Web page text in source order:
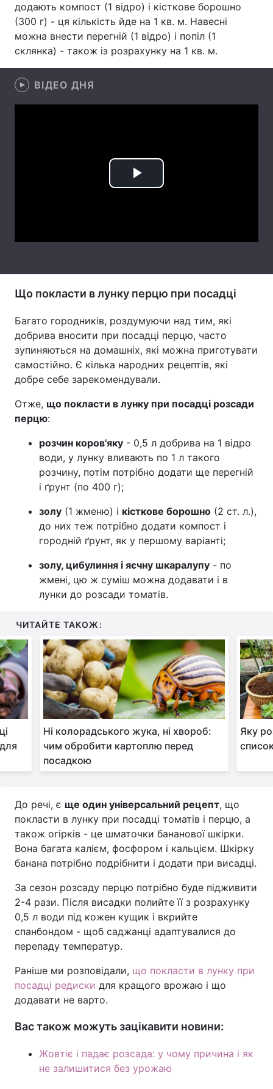
Лонгріди
Відео з Youtube Статті
Інтерв'ю
Архів Вакансії
Тема оформлення
додають компост (1 відро) і кісткове борошно
(300 г) - ця кількість йде на 1 кв. м. Навесні
можна внести перегній (1 відро) і попіл (1
склянка) - також із розрахунку на 1 кв. м.
ВІДЕО ДНЯ
Play
Що покласти в лунку перцю при посадці
Багато городників, роздумуючи над тим, які
добрива вносити при посадці перцю, часто
зупиняються на домашніх, які можна приготувати
самостійно. Є кілька народних рецептів, які
добре себе зарекомендували.
Отже, що покласти в лунку при посадці розсади
перцю:
розчин коров'яку - 0,5 л добрива на 1 відро
води, у лунку вливають по 1 л такого
розчину, потім потрібно додати ще перегній
і ґрунт (по 400 г);
золу (1 жменю) і кісткове борошно (2 ст. л.),
до них теж потрібно додати компост і
городній ґрунт, як у першому варіанті;
золу, цибулиння і яєчну шкаралупу - по
жмені, цю ж суміш можна додавати і в
лунки до розсади томатів.
ЧИТАЙТЕ ТАКОЖ:
Ні колорадського жука, ні хвороб:
чим обробити картоплю перед
посадкою
Яку
список
До речі, є ще один універсальний рецепт, що
покласти в лунку при посадці томатів і перцю, а
також огірків - це шматочки бананової шкірки.
Вона багата калієм, фосфором і кальцієм. Шкірку
банана потрібно подрібнити і додати при висадці.
За сезон розсаду перцю потрібно буде підживити
2-4 рази. Після висадки полийте її з розрахунку
0,5 л води під кожен кущик і вкрийте
спанбондом - щоб саджанці адаптувалися до
перепаду температур.
Раніше ми розповідали, що покласти в лунку при
посадці редиски для кращого врожаю і що
додавати не варто.
Вас також можуть зацікавити новини:
Жовтіє і падає розсада: у чому причина і як
не залишитися без урожаю